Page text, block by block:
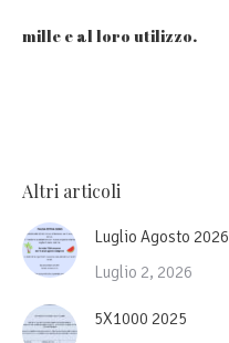
mille e al loro utilizzo.
Altri articoli
Luglio Agosto 2026
Luglio 2, 2026
5X1000 2025